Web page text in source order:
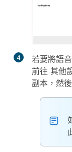
4
若要將語
前往 其他
副本 ，然